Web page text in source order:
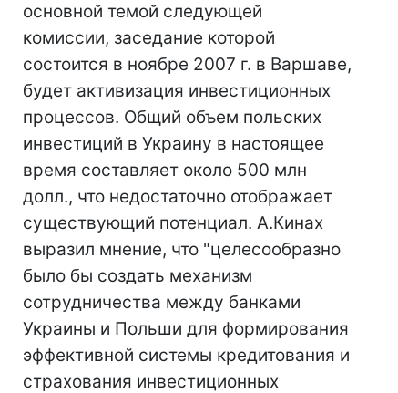
основной темой следующей
комиссии, заседание которой
состоится в ноябре 2007 г. в Варшаве,
будет активизация инвестиционных
процессов. Общий объем польских
инвестиций в Украину в настоящее
время составляет около 500 млн
долл., что недостаточно отображает
существующий потенциал. А.Кинах
выразил мнение, что "целесообразно
было бы создать механизм
сотрудничества между банками
Украины и Польши для формирования
эффективной системы кредитования и
страхования инвестиционных